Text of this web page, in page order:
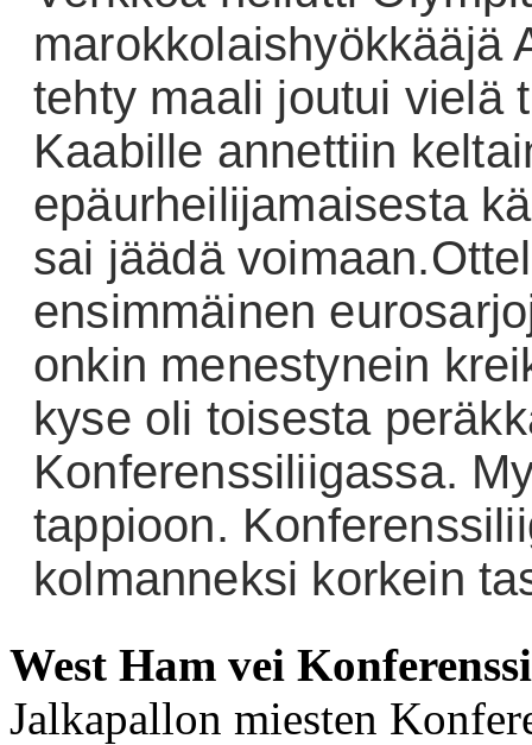
marokkolaishyökkääjä
tehty maali joutui vielä
Kaabille annettiin
epäurheilijamaisesta
sai jäädä voimaan.
ensimmäinen
onkin menestynein
kyse oli toisesta
Konferenssiliigassa.
tappioon.
kolmanneksi korkein
West Ham vei
Jalkapallon miesten